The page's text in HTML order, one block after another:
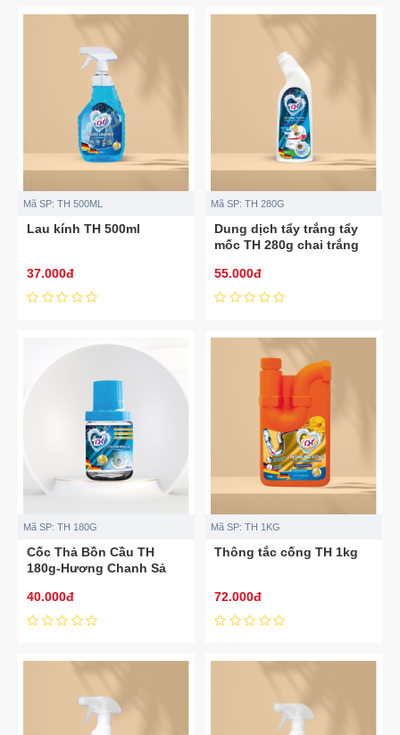
Mã SP: TH 500ML
Lau kính TH 500ml
37.000đ
Mã SP: TH 280G
Dung dịch tẩy trắng tẩy
mốc TH 280g chai trắng
55.000đ
Mã SP: TH 180G
Cốc Thả Bồn Cầu TH
180g-Hương Chanh Sả
40.000đ
Mã SP: TH 1KG
Thông tắc cống TH 1kg
72.000đ